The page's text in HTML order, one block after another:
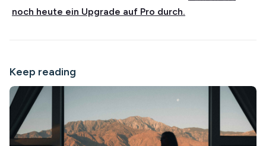
noch heute ein Upgrade auf Pro durch.
Keep reading